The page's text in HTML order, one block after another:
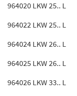
964020 LKW 25.. L
964022 LKW 25.. L
964024 LKW 26.. L
964025 LKW 26.. L
964026 LKW 33.. L